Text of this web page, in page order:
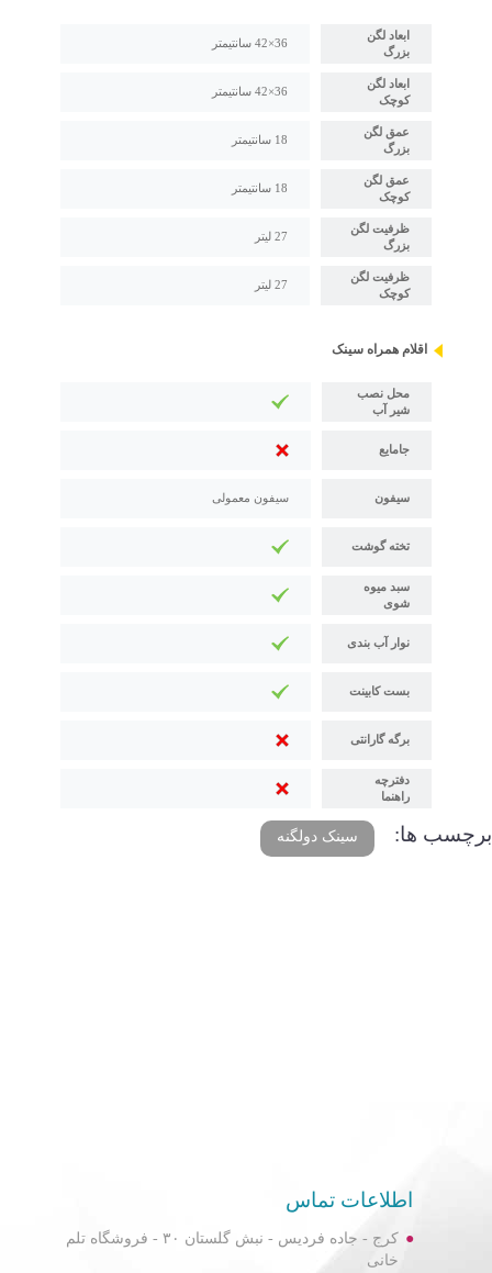
ابعاد لگن
بزرگ
36×42 سانتیمتر
ابعاد لگن
کوچک
36×42 سانتیمتر
عمق لگن
بزرگ
18 سانتیمتر
عمق لگن
کوچک
18 سانتیمتر
ظرفیت لگن
بزرگ
27 لیتر
ظرفیت لگن
کوچک
27 لیتر
اقلام همراه سینک
محل نصب
شیر آب
جامایع
سیفون سیفون معمولی
تخته گوشت
سبد میوه
شوی
نوار آب بندی
بست کابینت
برگه گارانتی
دفترچه
راهنما
برچسب ها: سینک دولگنه
اطلاعات تماس
کرج - جاده فردیس - نبش گلستان ۳۰ - فروشگاه تلم
خانی